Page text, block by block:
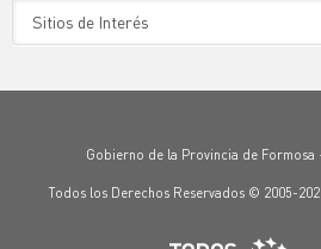
Gobierno de la Provincia de Formosa
Todos los Derechos Reservados © 2005-